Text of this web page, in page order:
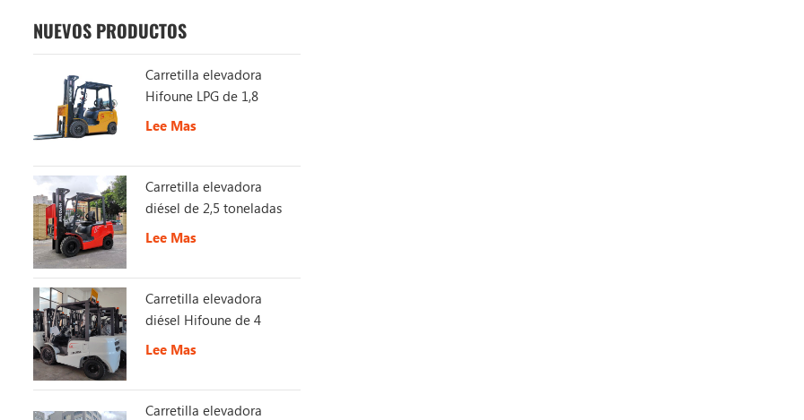
NUEVOS PRODUCTOS
Carretilla elevadora
Hifoune LPG de 1,8
toneladas a la venta
Lee Mas
Carretilla elevadora
diésel de 2,5 toneladas
con EURO Stage 5
Lee Mas
Carretilla elevadora
diésel Hifoune de 4
toneladas con motor
Lee Mas
Carretilla elevadora